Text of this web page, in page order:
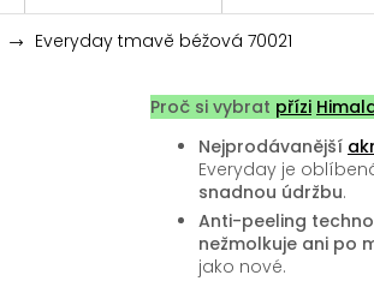
Everyday tmavě béžová 70021
Proč si vybrat přízi
Nejprodávanější
Everyday je
snadnou údržbu.
Anti-peeling
nežmolkuje ani po
jako nové.